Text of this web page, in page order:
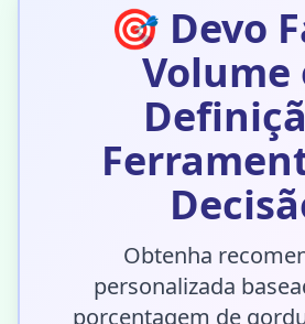
🎯 Devo
Volume
Obtenha
personalizada
porcentagem de